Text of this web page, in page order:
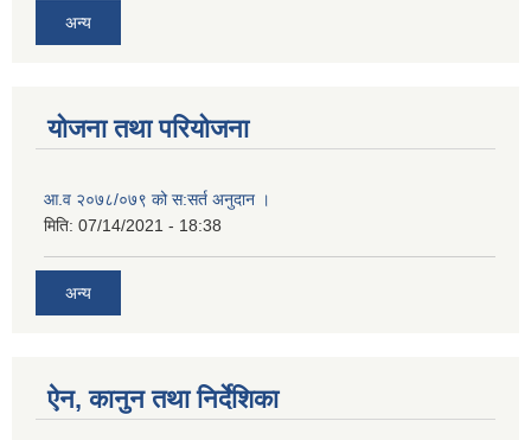
अन्य
योजना तथा परियोजना
आ.व २०७८/०७९ को स:सर्त अनुदान ।
मिति: 07/14/2021 - 18:38
अन्य
ऐन, कानुन तथा निर्देशिका